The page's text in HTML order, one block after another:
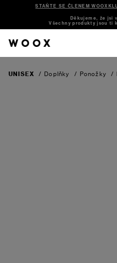
STAŇTE SE ČLENEM
Děkujeme, že jsi
Všechny produkty jsou ti
UNISEX / Doplňky / Ponožky /